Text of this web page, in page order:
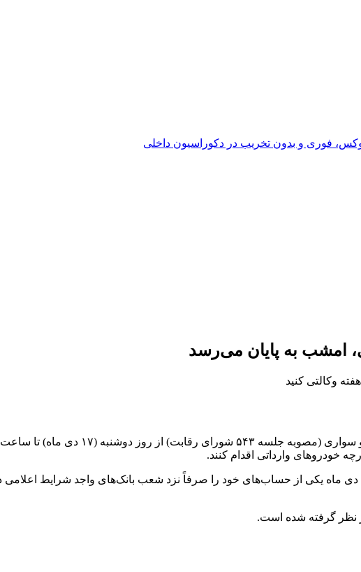
فوری و بدون تخریب در دکوراسیون داخلی
امشب به پایان می‌رسد
خودروهای وارداتی اقدام کنند.
برای ثبت درخواست خودرویی، این امکان برای متقاضیان فراهم شد که از ۱۱ دی ماه یکی از حساب‌های خود را صرفاً نزد شعب